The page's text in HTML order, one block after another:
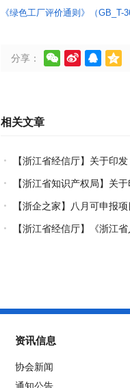
《绿色工厂评价通则》（GB_T-
分享：    
相关文章
【浙江省经信厅】关于印
业互联网与人工智能融合赋能
【浙江省知识产权局】关
度浙江省海外知识产权风险统
险实施方案》的通知
【浙企之家】八月可申报
【浙江省经信厅】《浙江
资讯信息
协会新闻